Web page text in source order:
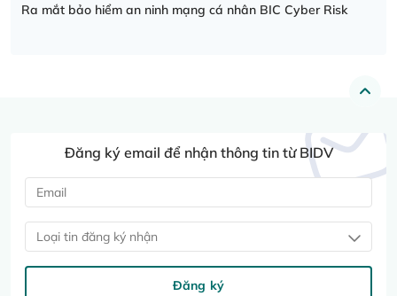
Ra mắt bảo hiểm an ninh mạng cá nhân BIC Cyber Risk
Đăng ký email để nhận thông tin từ BIDV
Loại tin đăng ký nhận
Đăng ký